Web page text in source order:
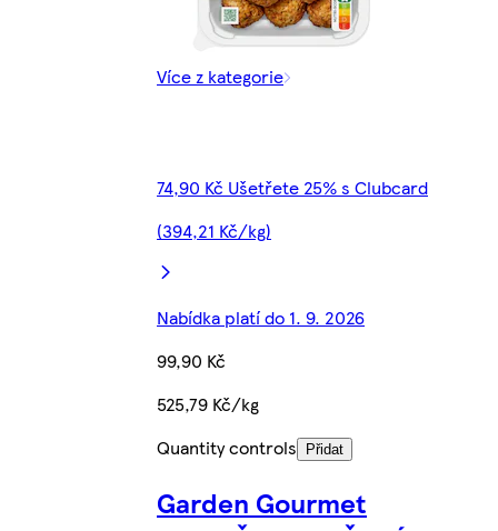
Více z kategorie
74,90 Kč Ušetřete 25% s Clubcard
(394,21 Kč/kg)
Nabídka platí do 1. 9. 2026
99,90 Kč
525,79 Kč/kg
Quantity controls
Přidat
Garden Gourmet